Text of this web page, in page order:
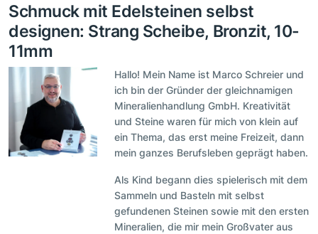
Schmuck mit Edelsteinen selbst
designen: Strang Scheibe, Bronzit, 10-
11mm
Hallo! Mein Name ist Marco Schreier und
ich bin der Gründer der gleichnamigen
Mineralienhandlung GmbH. Kreativität
und Steine waren für mich von klein auf
ein Thema, das erst meine Freizeit, dann
mein ganzes Berufsleben geprägt haben.
Als Kind begann dies spielerisch mit dem
Sammeln und Basteln mit selbst
gefundenen Steinen sowie mit den ersten
Mineralien, die mir mein Großvater aus